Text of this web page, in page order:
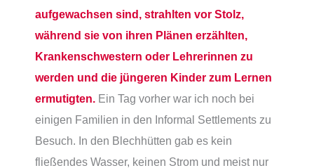
aufgewachsen sind, strahlten vor Stolz,
während sie von ihren Plänen erzählten,
Krankenschwestern oder Lehrerinnen zu
werden und die jüngeren Kinder zum Lernen
ermutigten. Ein Tag vorher war ich noch bei
einigen Familien in den Informal Settlements zu
Besuch. In den Blechhütten gab es kein
fließendes Wasser, keinen Strom und meist nur